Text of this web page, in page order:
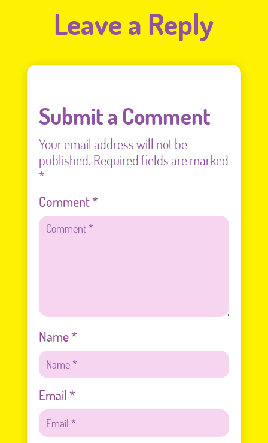
Leave a Reply
Submit a Comment
Your email address will not be
published. Required fields are marked
*
Comment*
Name*
Email*